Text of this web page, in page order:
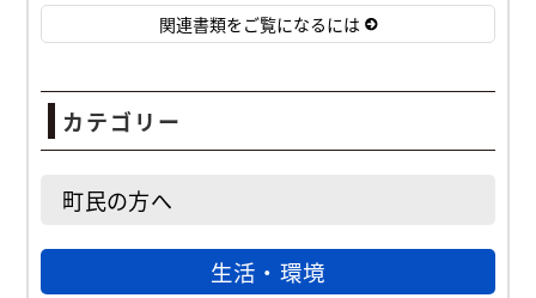
関連書類をご覧になるには
カテゴリー
町民の方へ
生活・環境